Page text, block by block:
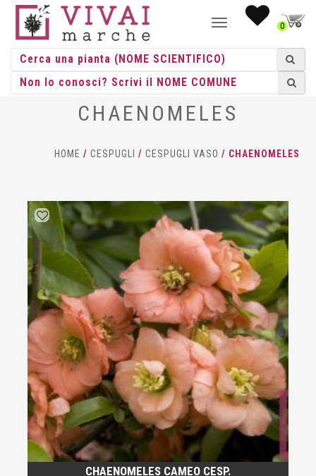
NAVIGAZIONE0
CHAENOMELES
HOME / CESPUGLI / CESPUGLI VASO / CHAENOMELES
CHAENOMELES CAMEO CESP.